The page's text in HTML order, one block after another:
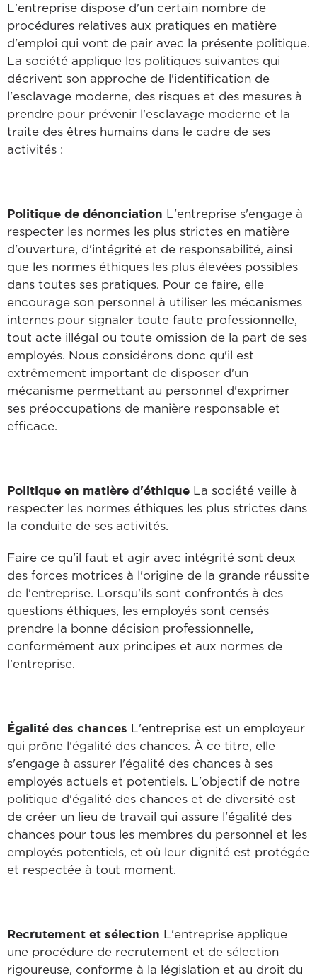
L'entreprise dispose d'un certain nombre de
procédures relatives aux pratiques en matière
d'emploi qui vont de pair avec la présente politique.
La société applique les politiques suivantes qui
décrivent son approche de l'identification de
l'esclavage moderne, des risques et des mesures à
prendre pour prévenir l'esclavage moderne et la
traite des êtres humains dans le cadre de ses
activités :
Politique de dénonciation L'entreprise s'engage à
respecter les normes les plus strictes en matière
d'ouverture, d'intégrité et de responsabilité, ainsi
que les normes éthiques les plus élevées possibles
dans toutes ses pratiques. Pour ce faire, elle
encourage son personnel à utiliser les mécanismes
internes pour signaler toute faute professionnelle,
tout acte illégal ou toute omission de la part de ses
employés. Nous considérons donc qu'il est
extrêmement important de disposer d'un
mécanisme permettant au personnel d'exprimer
ses préoccupations de manière responsable et
efficace.
Politique en matière d'éthique La société veille à
respecter les normes éthiques les plus strictes dans
la conduite de ses activités.
Faire ce qu'il faut et agir avec intégrité sont deux
des forces motrices à l'origine de la grande réussite
de l'entreprise. Lorsqu'ils sont confrontés à des
questions éthiques, les employés sont censés
prendre la bonne décision professionnelle,
conformément aux principes et aux normes de
l'entreprise.
Égalité des chances L'entreprise est un employeur
qui prône l'égalité des chances. À ce titre, elle
s'engage à assurer l'égalité des chances à ses
employés actuels et potentiels. L'objectif de notre
politique d'égalité des chances et de diversité est
de créer un lieu de travail qui assure l'égalité des
chances pour tous les membres du personnel et les
employés potentiels, et où leur dignité est protégée
et respectée à tout moment.
Recrutement et sélection L'entreprise applique
une procédure de recrutement et de sélection
rigoureuse, conforme à la législation et au droit du